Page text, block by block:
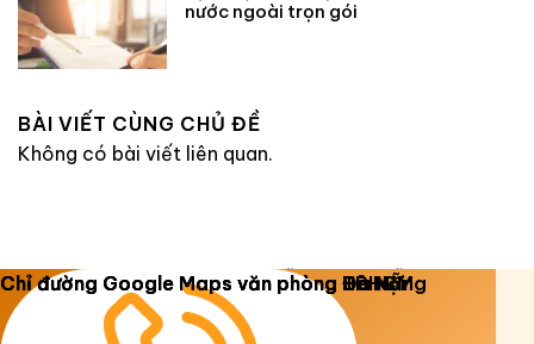
nước ngoài trọn gói
BÀI VIẾT CÙNG CHỦ ĐỀ
Không có bài viết liên quan.
Copyright 2026 © Luật Dương Gia